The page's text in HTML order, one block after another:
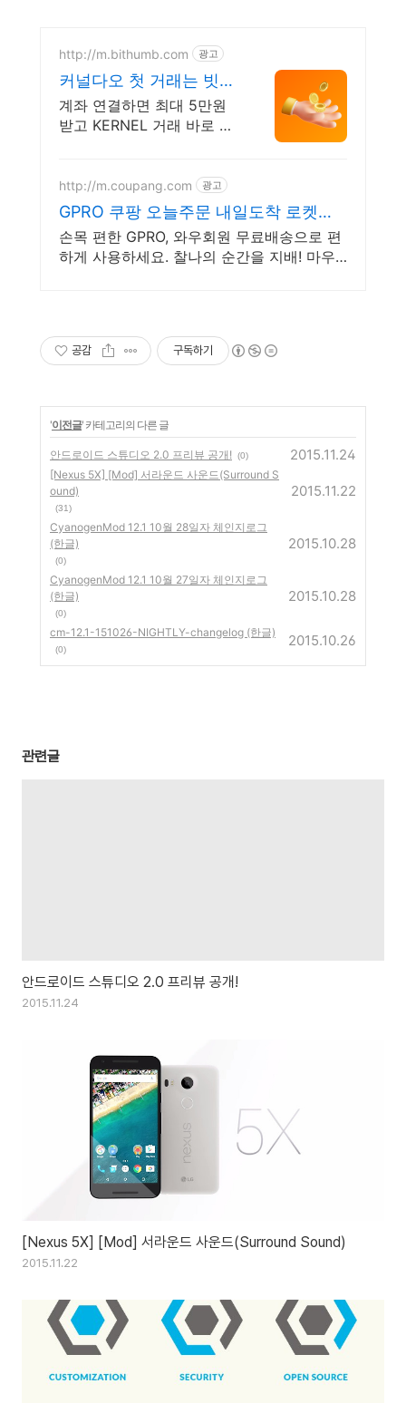
http://m.bithumb.com 광고
커널다오 첫 거래는 빗썸
에서 신규 가입 시 5만원
혜택
계좌 연결하면 최대 5만원
받고 KERNEL 거래 바로 시
http://m.coupang.com 광고
GPRO 쿠팡 오늘주문 내일도착 로켓배
송
손목 편한 GPRO, 와우회원 무료배송으로 편
하게 사용하세요. 찰나의 순간을 지배! 마우
공감 구독하기
'이전글' 카테고리의 다른 글
안드로이드 스튜디오 2.0 프리뷰 공개! (0) 2015.11.24
[Nexus 5X] [Mod] 서라운드 사운드(Surround S
ound)
(31)
2015.11.22
CyanogenMod 12.1 10월 28일자 체인지로그
(한글)
(0)
2015.10.28
CyanogenMod 12.1 10월 27일자 체인지로그
(한글)
(0)
2015.10.28
cm-12.1-151026-NIGHTLY-changelog (한글)
(0)
2015.10.26
관련글
안드로이드 스튜디오 2.0 프리뷰 공개!
2015.11.24
[Nexus 5X] [Mod] 서라운드 사운드(Surround Sound)
2015.11.22